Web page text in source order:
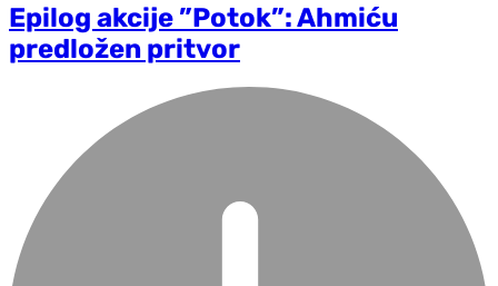
Epilog akcije ”Potok”: Ahmiću
predložen pritvor